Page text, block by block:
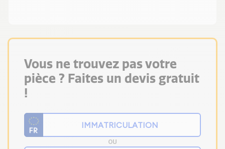
Vous ne trouvez pas votre
pièce ? Faites un devis gratuit
!
OU